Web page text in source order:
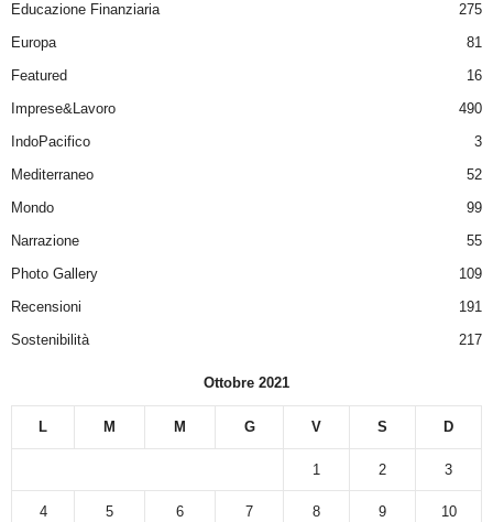
Educazione Finanziaria
275
Europa
81
Featured
16
Imprese&Lavoro
490
IndoPacifico
3
Mediterraneo
52
Mondo
99
Narrazione
55
Photo Gallery
109
Recensioni
191
Sostenibilità
217
Ottobre 2021
L M M G V S D
1 2 3
4 5 6 7 8 9 10